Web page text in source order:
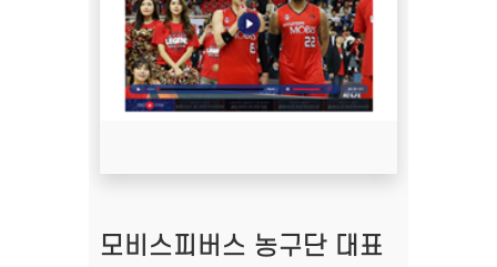
모비스피버스 농구단 대표